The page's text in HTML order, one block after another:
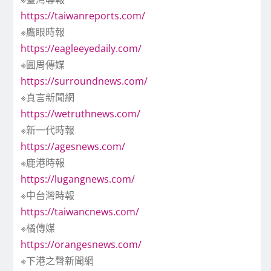
https://taiwanreports.com/
※鷹眼時報
https://eagleeyedaily.com/
※圓周傳媒
https://surroundnews.com/
※真言新聞網
https://wetruthnews.com/
※新一代時報
https://agesnews.com/
※鹿港時報
https://lugangnews.com/
※中台灣時報
https://taiwancnews.com/
※橘傳媒
https://orangesnews.com/
※下港之聲新聞網